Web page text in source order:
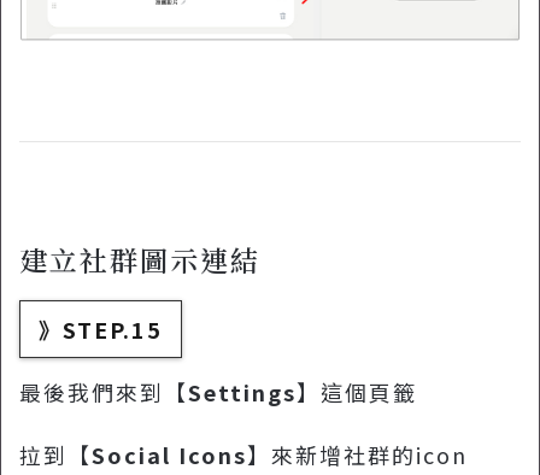
建立社群圖示連結
》STEP.15
最後我們來到【Settings】這個頁籤
拉到【Social Icons】來新增社群的icon